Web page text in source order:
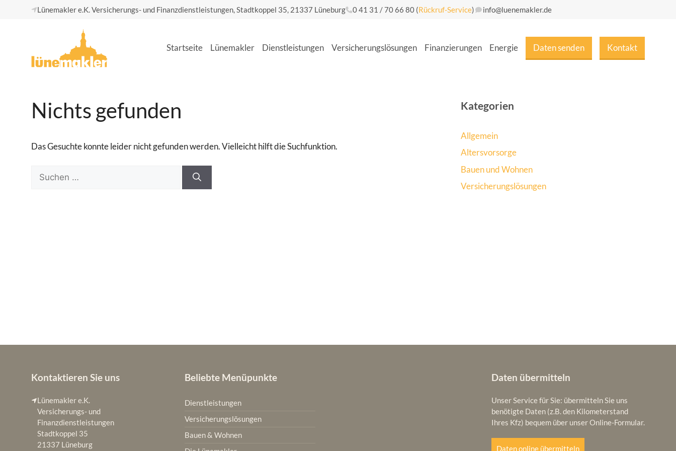
Lünemakler e.K. Versicherungs- und Finanzdienstleistungen, Stadtkoppel 35, 21337 Lüneburg 0 41 31 / 70 66 80 (Rückruf-Service) info@luenemakler.de
Start­sei­te Lüne­mak­ler Dienst­leis­tun­gen Ver­si­che­rungs­lö­sun­gen Finan­zie­run­gen Ener­gie Daten sen­den Kon­takt
Nichts gefunden
Das Gesuchte konnte leider nicht gefunden werden. Vielleicht hilft die Suchfunktion.
Suchen
nach:
Kategorien
Allgemein
Altersvorsorge
Bauen und Wohnen
Versicherungslösungen
Kontaktieren Sie uns
Lünemakler e.K.
Versicherungs- und
Finanzdienstleistungen
Stadtkoppel 35
21337 Lüneburg
Beliebte Menüpunkte
Dienstleistungen
Versicherungslösungen
Bauen & Wohnen
Daten übermitteln
Unser Service für Sie: übermitteln Sie uns
benötigte Daten (z.B. den Kilometerstand
Ihres Kfz) bequem über unser Online-Formular.
Daten online übermitteln